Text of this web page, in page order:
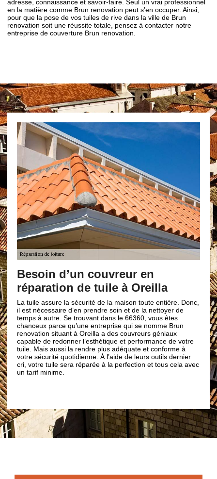
adresse, connaissance et savoir-faire. Seul un vrai professionnel
en la matière comme Brun renovation peut s’en occuper. Ainsi,
pour que la pose de vos tuiles de rive dans la ville de Brun
renovation soit une réussite totale, pensez à contacter notre
entreprise de couverture Brun renovation.
d’un couvreur en
de tuile à Oreilla
la sécurité de la maison toute entière. Donc,
d’en prendre soin et de la nettoyer de
autre. Se trouvant dans le 66360, vous êtes
parce qu’une entreprise qui se nomme Brun
situant à Oreilla a des couvreurs géniaux
de redonner l’esthétique et performance de votre
aussi la rendre plus adéquate et conforme à
quotidienne. À l’aide de leurs outils dernier
tuile sera réparée à la perfection et tous cela avec
Couvreur
vos
Prévoyez-vous
endommagées ?
couverture Brun
prendre en main
plusieurs années
toiture, nous
comme la
l’écoute de votre
pour la
pouvez compter
travaux fiables